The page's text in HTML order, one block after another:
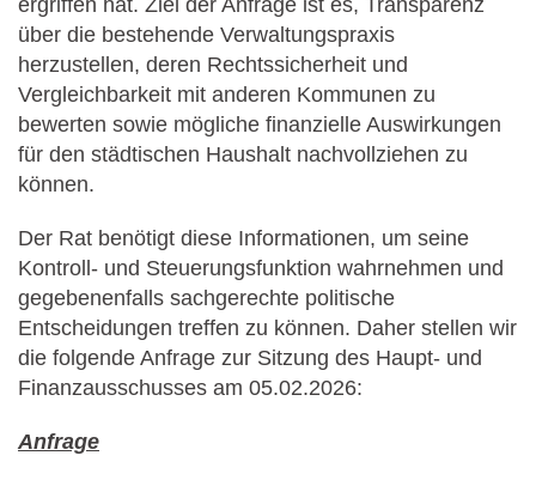
ergriffen hat. Ziel der Anfrage ist es, Transparenz
über die bestehende Verwaltungspraxis
herzustellen, deren Rechtssicherheit und
Vergleichbarkeit mit anderen Kommunen zu
bewerten sowie mögliche finanzielle Auswirkungen
für den städtischen Haushalt nachvollziehen zu
können.
Der Rat benötigt diese Informationen, um seine
Kontroll- und Steuerungsfunktion wahrnehmen und
gegebenenfalls sachgerechte politische
Entscheidungen treffen zu können. Daher stellen wir
die folgende Anfrage zur Sitzung des Haupt- und
Finanzausschusses am 05.02.2026:
Anfrage